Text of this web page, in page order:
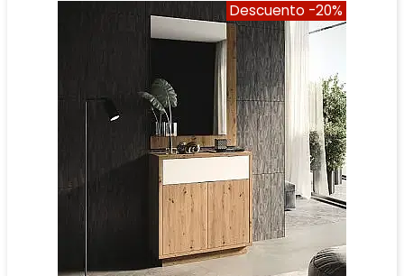
Descuento -20%